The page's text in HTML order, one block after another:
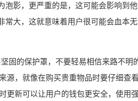
影，更严重的是，这可能会影响到他
大，这就意味着用户很可能会血本
固的保护罩，不要轻易相信来路不明
源，就像在购买贵重物品时要仔细查
更新可以让用户的钱包更安全，使用